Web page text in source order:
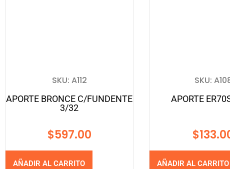
SKU: A112
APORTE BRONCE C/FUNDENTE
3/32
$597.00
AÑADIR AL CARRITO
SKU:
APORTE
$
AÑADIR AL CARRITO